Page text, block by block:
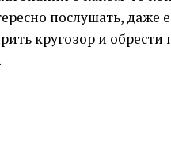
послушать, даже
кругозор и обрести